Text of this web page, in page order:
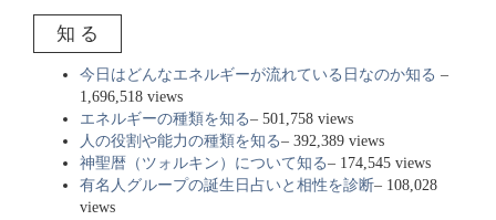
知 る
今日はどんなエネルギーが流れている日なのか知る –
1,696,518 views
エネルギーの種類を知る– 501,758 views
人の役割や能力の種類を知る– 392,389 views
神聖暦（ツォルキン）について知る– 174,545 views
有名人グループの誕生日占いと相性を診断– 108,028
views